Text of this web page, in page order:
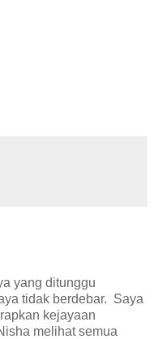
yang ditunggu
tidak berdebar. Saya
kejayaan
melihat semua